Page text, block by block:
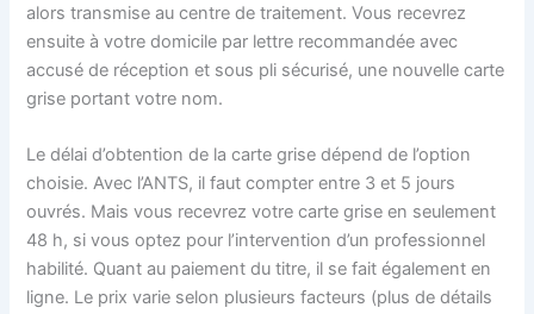
alors transmise au centre de traitement. Vous recevrez
ensuite à votre domicile par lettre recommandée avec
accusé de réception et sous pli sécurisé, une nouvelle carte
grise portant votre nom.
Le délai d’obtention de la carte grise dépend de l’option
choisie. Avec l’ANTS, il faut compter entre 3 et 5 jours
ouvrés. Mais vous recevrez votre carte grise en seulement
48 h, si vous optez pour l’intervention d’un professionnel
habilité. Quant au paiement du titre, il se fait également en
ligne. Le prix varie selon plusieurs facteurs (plus de détails